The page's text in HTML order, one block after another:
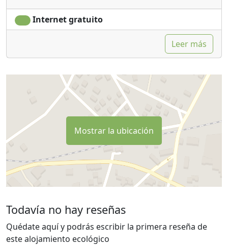
Internet gratuito
Leer más
Mostrar la ubicación
Todavía no hay reseñas
Quédate aquí y podrás escribir la primera reseña de
este alojamiento ecológico